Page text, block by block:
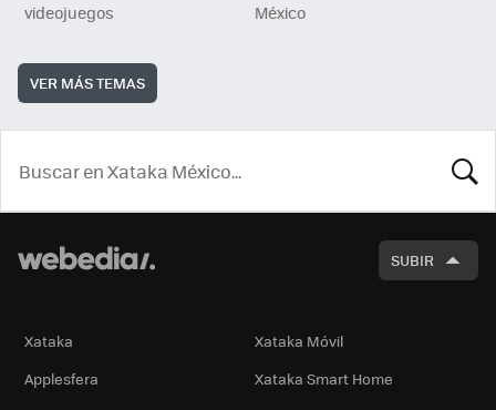
videojuegos
México
VER MÁS TEMAS
SUBIR
Xataka
Xataka Móvil
Applesfera
Xataka Smart Home